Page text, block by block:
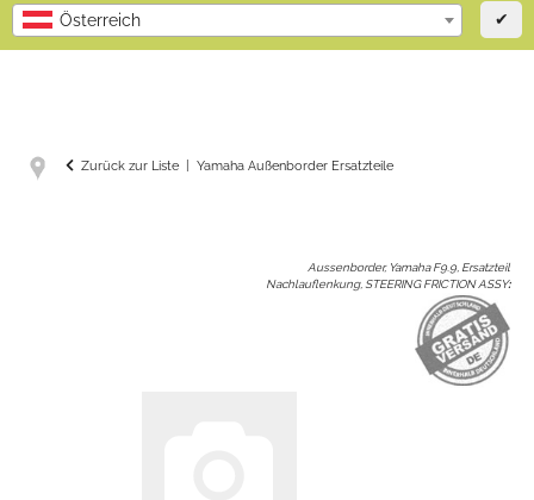
Österreich ✔
Zurück zur Liste Yamaha Außenborder Ersatzteile
Aussenborder, Yamaha F9.9, Ersatzteil
Nachlauflenkung, STEERING FRICTION ASSY: